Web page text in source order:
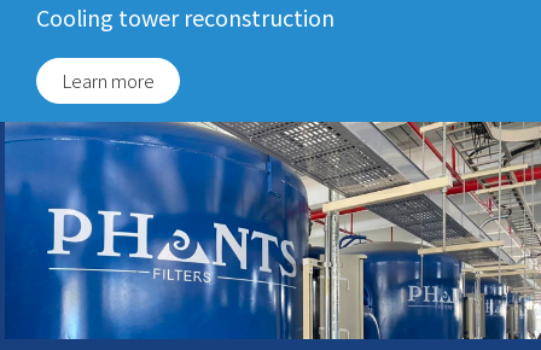
Cooling tower reconstruction
Learn more